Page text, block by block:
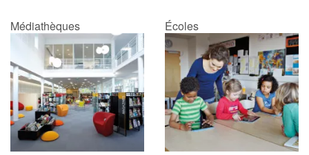
Médiathèques Écoles